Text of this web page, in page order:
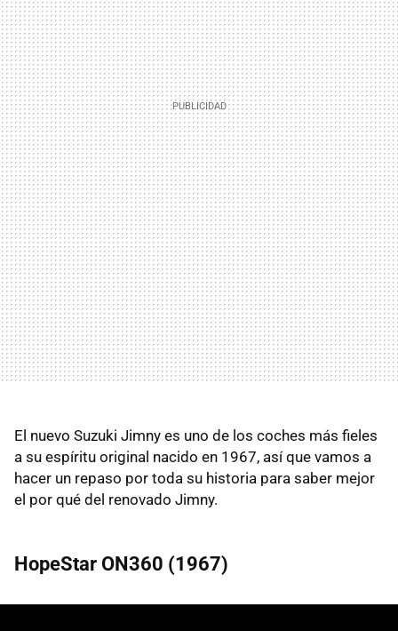
El nuevo Suzuki Jimny es uno de los coches más fieles
a su espíritu original nacido en 1967, así que vamos a
hacer un repaso por toda su historia para saber mejor
el por qué del renovado Jimny.
HopeStar ON360 (1967)